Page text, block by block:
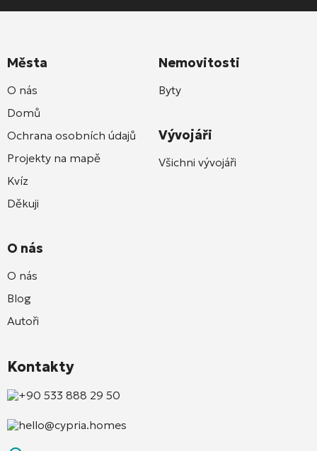
Města
O nás
Domů
Ochrana osobních údajů
Projekty na mapě
Kvíz
Děkuji
O nás
O nás
Blog
Autoři
Nemovitosti
Byty
Vývojáři
Všichni vývojáři
Kontakty
+90 533 888 29 50
hello@cypria.homes